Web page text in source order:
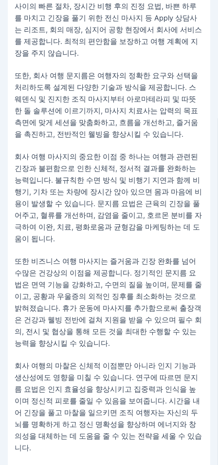
사이의 빠른 절차, 장시간 비행 후의 진정 요법, 바쁜 하루
를 마치고 긴장을 풀기 위한 전신 마사지 등 Apply 상담사
는 리조트, 회의 매장, 심지어 공항 현장에서 회사에 서비스
를 제공합니다. 최적의 편안함을 보장하고 여행 계획에 지
장을 주지 않습니다.
또한, 회사 여행 문지름은 여행자의 정확한 요구와 선택을
처리하도록 설계된 다양한 기술과 방식을 제공합니다. 스
웨덴식 및 진지한 조직 마사지부터 아로마테라피 및 따뜻
한 돌 솔루션에 이르기까지, 마사지 치료사는 압력의 목표
측면에 맞게 세션을 맞춤화하고, 흐름을 개선하고, 즐거움
을 촉진하고, 전반적인 웰빙을 향상시킬 수 있습니다.
회사 여행 마사지의 중요한 이점 중 하나는 여행과 관련된
긴장과 불편함으로 인한 신체적, 정서적 결과를 완화하는
능력입니다. 불규칙한 수면 방식 및 비행기 지연과 함께 비
행기, 기차 또는 차량에 장시간 앉아 있으면 몸과 마음에 비
용이 발생할 수 있습니다. 문지름 요법은 근육의 긴장을 풀
어주고, 혈류를 개선하며, 감염을 줄이고, 호르몬 분비를 자
극하여 이완, 치료, 평화로움과 균형감을 마케팅하는 데 도
움이 됩니다.
또한 비즈니스 여행 마사지는 즐거움과 긴장 완화를 넘어
수많은 건강상의 이점을 제공합니다. 정기적인 문지름 요
법은 면역 기능을 강화하고, 수면의 질을 높이며, 문제를 줄
이고, 공황과 우울증의 외적인 징후를 최소화하는 것으로
밝혀졌습니다. 휴가 운동에 마사지를 추가함으로써 출장객
은 건강과 웰빙 전반에 걸쳐 지원을 받을 수 있으며 필수 회
의, 전시 및 협상을 통해 모든 것을 최대한 수행할 수 있는
능력을 향상시킬 수 있습니다.
회사 여행의 마찰은 신체적 이점뿐만 아니라 인지 기능과
생산성에도 영향을 미칠 수 있습니다. 연구에 따르면 문지
름 요법은 인지 효율성을 향상시키고 집중력과 인식을 높
이며 정신적 피로를 줄일 수 있음을 보여줍니다. 시간을 내
어 긴장을 풀고 마찰을 일으키면 조직 여행자는 자신의 두
뇌를 명확하게 하고 정신 명확성을 향상하며 에너지와 창
의성을 대체하는 데 도움을 줄 수 있는 전략을 세울 수 있습
니다.